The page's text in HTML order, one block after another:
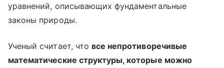
уравнений, описывающих фундаментальные
законы природы.
Ученый считает, что все непротиворечивые
математические структуры, которые можно